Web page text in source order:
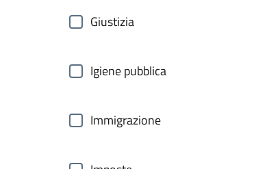
Giustizia
Igiene pubblica
Immigrazione